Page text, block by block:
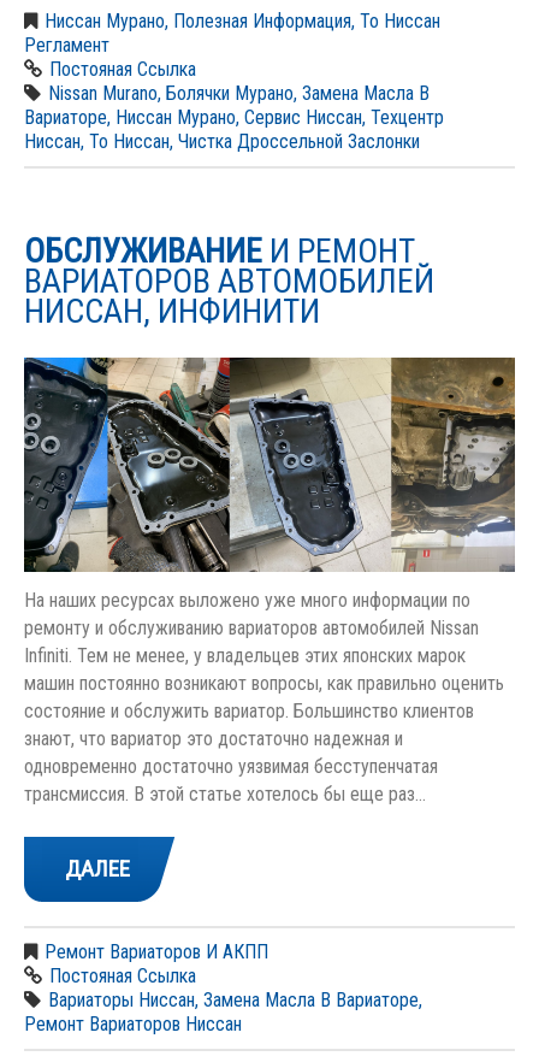
Ниссан Мурано, Полезная Информация, То Ниссан
Регламент
Постояная Ссылка
Nissan Murano, Болячки Мурано, Замена Масла В
Вариаторе, Ниссан Мурано, Сервис Ниссан, Техцентр
Ниссан, То Ниссан, Чистка Дроссельной Заслонки
ОБСЛУЖИВАНИЕ И РЕМОНТ
ВАРИАТОРОВ АВТОМОБИЛЕЙ
НИССАН, ИНФИНИТИ
На наших ресурсах выложено уже много информации по
ремонту и обслуживанию вариаторов автомобилей Nissan
Infiniti. Тем не менее, у владельцев этих японских марок
машин постоянно возникают вопросы, как правильно оценить
состояние и обслужить вариатор. Большинство клиентов
знают, что вариатор это достаточно надежная и
одновременно достаточно уязвимая бесступенчатая
трансмиссия. В этой статье хотелось бы еще раз…
ДАЛЕЕ
Ремонт Вариаторов И АКПП
Постояная Ссылка
Вариаторы Ниссан, Замена Масла В Вариаторе,
Ремонт Вариаторов Ниссан